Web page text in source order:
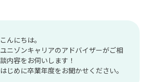
こんにちは。
ユニゾンキャリアのアドバイザーがご相
談内容をお伺いします！
はじめに卒業年度をお聞かせください。